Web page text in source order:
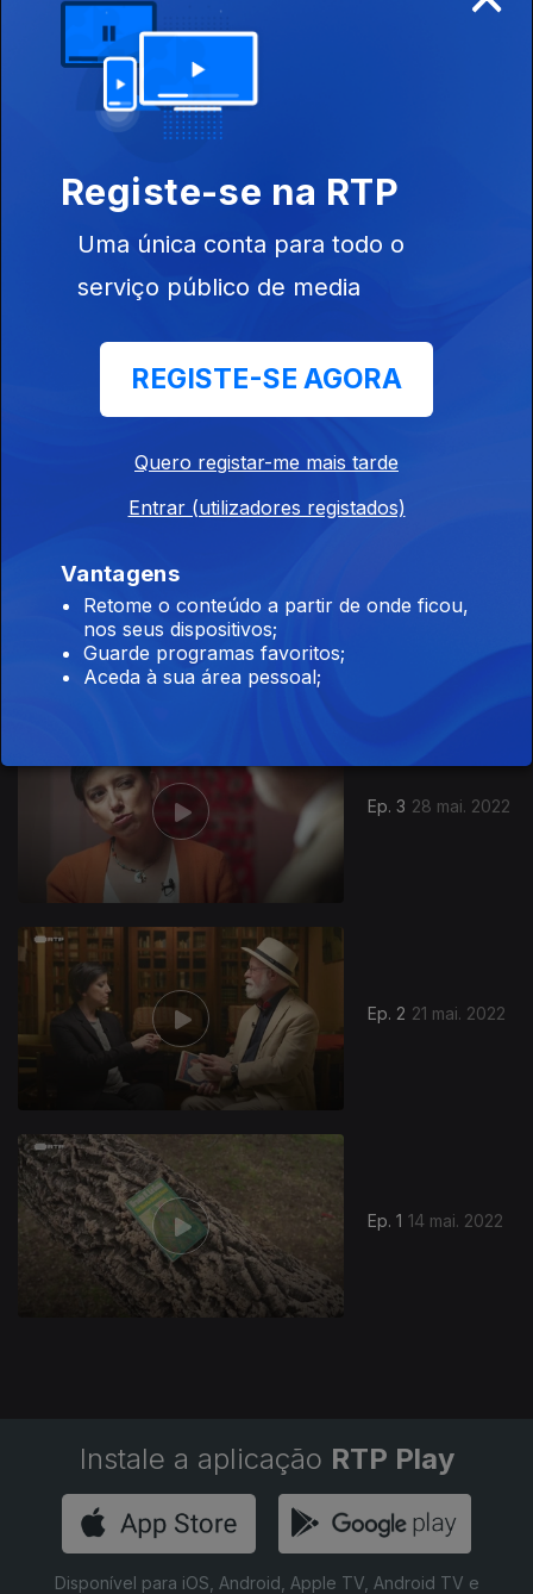
Ep. 6
Ep. 5
Ep. 4 04 jun. 2022
Ep. 3 28 mai. 2022
Ep. 2 21 mai. 2022
Ep. 1 14 mai. 2022
617033
Instale a aplicação RTP Play
Disponível para iOS, Android, Apple TV, Android TV e
Registe-se na RTP
Uma única conta para todo o
serviço público de media
REGISTE-SE AGORA
Quero registar-me mais tarde
Entrar (utilizadores registados)
Vantagens
Retome o conteúdo a partir de onde ficou,
nos seus dispositivos;
Guarde programas favoritos;
Aceda à sua área pessoal;